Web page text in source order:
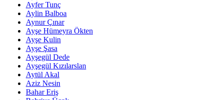
Ayfer Tunç
Aylin Balboa
Aynur Çınar
Ayşe Hümeyra Ökten
Ayşe Kulin
Ayşe Şasa
Ayşegül Dede
Ayşegül Kızılarslan
Aytül Akal
Aziz Nesin
Bahar Eriş